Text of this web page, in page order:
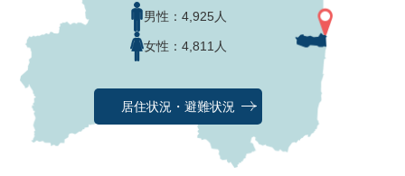
男性： 4,925人
女性： 4,811人
居住状況・避難状況